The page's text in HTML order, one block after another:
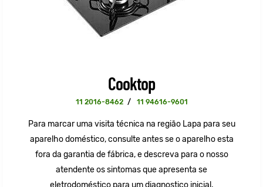
Cooktop
11 2016-8462 / 11 94616-9601
Para marcar uma visita técnica na região Lapa para seu
aparelho doméstico, consulte antes se o aparelho esta
fora da garantia de fábrica, e descreva para o nosso
atendente os sintomas que apresenta se
eletrodoméstico para um diagnostico inicial.